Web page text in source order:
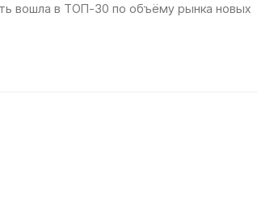
вошла в ТОП-30 по объёму рынка новых